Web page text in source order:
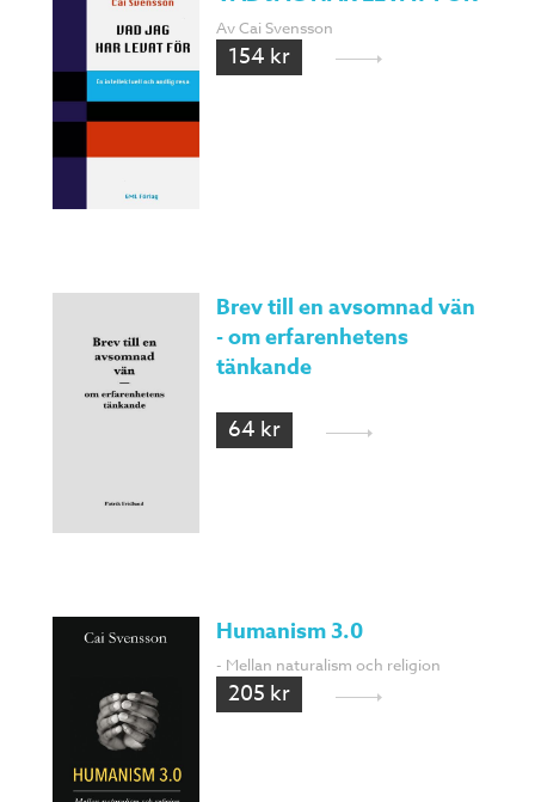
Av Cai Svensson
154 kr
Brev till en avsomnad vän
- om erfarenhetens
tänkande
64 kr
Humanism 3.0
- Mellan naturalism och religion
205 kr